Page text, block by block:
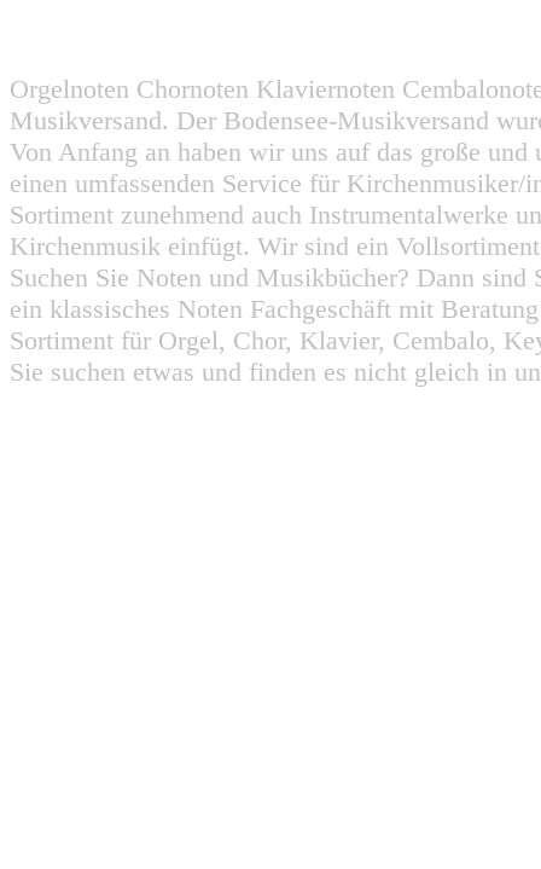
Orgelnoten Chornoten Klaviernoten
Musikversand. Der Bodensee-Musikversand
Von Anfang an haben wir uns auf das große
einen umfassenden Service für
Sortiment zunehmend auch Instrumentalwerke
Kirchenmusik einfügt. Wir sind ein
Suchen Sie Noten und Musikbücher? Dann
ein klassisches Noten Fachgeschäft mit
Sortiment für Orgel, Chor, Klavier, Cembalo,
Sie suchen etwas und finden es nicht gleich in